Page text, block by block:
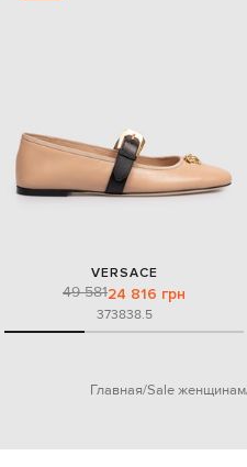
VERSACE
49 58124 816 грн
373838.5
Главная Sale женщинам